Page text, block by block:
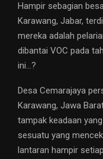
Hampir sebagian
Karawang, Jabar,
mereka adalah
dibantai VOC pada
ini…?
Desa Cemarajaya
Karawang, Jawa
tampak keadaan
sesuatu yang
lantaran hampir